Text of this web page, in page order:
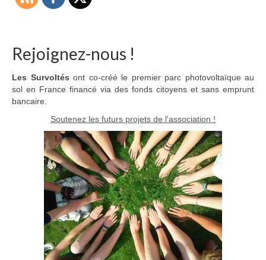
Rejoignez-nous !
Les Survoltés ont co-créé le premier parc photovoltaïque au
sol en France financé via des fonds citoyens et sans emprunt
bancaire.
Soutenez les futurs projets de l'association !